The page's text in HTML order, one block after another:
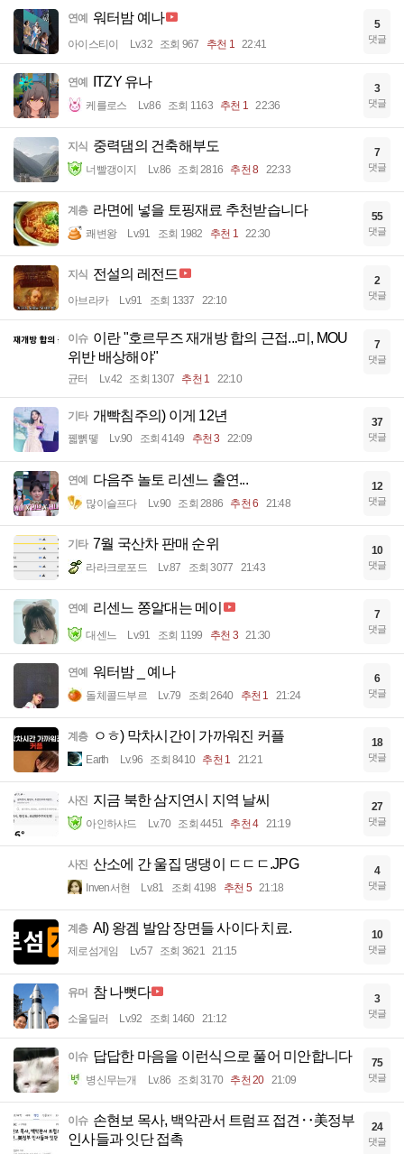
연예 워터밤 예나
아이스티이 Lv.32 조회 967 추천 1 22:41
5
댓글
연예 ITZY 유나
케를로스 Lv.86 조회 1163 추천 1 22:36
3
댓글
지식 중력댐의 건축해부도
너빨갱이지 Lv.86 조회 2816 추천 8 22:33
7
댓글
계층 라면에 넣을 토핑재료 추천받습니다
쾌변왕 Lv.91 조회 1982 추천 1 22:30
55
댓글
지식 전설의 레전드
아브라카 Lv.91 조회 1337 22:10
2
댓글
이슈 이란 "호르무즈 재개방 합의 근접...미, MOU
위반 배상해야"
균터 Lv.42 조회 1307 추천 1 22:10
7
댓글
기타 개빡침주의) 이게 12년
꿻뻵뗗 Lv.90 조회 4149 추천 3 22:09
37
댓글
연예 다음주 놀토 리센느 출연...
많이슬프다 Lv.90 조회 2886 추천 6 21:48
12
댓글
기타 7월 국산차 판매 순위
라라크로포드 Lv.87 조회 3077 21:43
10
댓글
연예 리센느 쫑알대는 메이
대센느 Lv.91 조회 1199 추천 3 21:30
7
댓글
연예 워터밤 _ 예나
돌체콜드부르 Lv.79 조회 2640 추천 1 21:24
6
댓글
계층 ㅇㅎ) 막차시간이 가까워진 커플
Earth Lv.96 조회 8410 추천 1 21:21
18
댓글
사진 지금 북한 삼지연시 지역 날씨
아인하샤드 Lv.70 조회 4451 추천 4 21:19
27
댓글
사진 산소에 간 울집 댕댕이 ㄷㄷㄷ.JPG
Inven서현 Lv.81 조회 4198 추천 5 21:18
4
댓글
계층 AI) 왕겜 발암 장면들 사이다 치료.
제로섬게임 Lv.57 조회 3621 21:15
10
댓글
유머 참 나뻣다
소울딜러 Lv.92 조회 1460 21:12
3
댓글
이슈 답답한 마음을 이런식으로 풀어 미안합니다
병신무는개 Lv.86 조회 3170 추천 20 21:09
75
댓글
이슈 손현보 목사, 백악관서 트럼프 접견‥美정부
인사들과 잇단 접촉
24
댓글